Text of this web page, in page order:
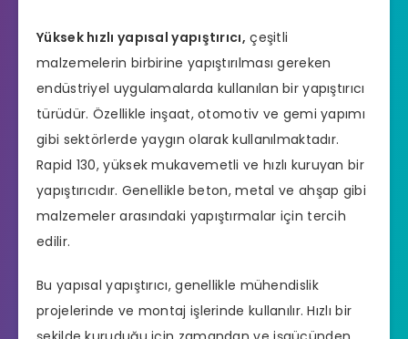
Yüksek hızlı yapısal yapıştırıcı, çeşitli
malzemelerin birbirine yapıştırılması gereken
endüstriyel uygulamalarda kullanılan bir yapıştırıcı
türüdür. Özellikle inşaat, otomotiv ve gemi yapımı
gibi sektörlerde yaygın olarak kullanılmaktadır.
Rapid 130, yüksek mukavemetli ve hızlı kuruyan bir
yapıştırıcıdır. Genellikle beton, metal ve ahşap gibi
malzemeler arasındaki yapıştırmalar için tercih
edilir.
Bu yapısal yapıştırıcı, genellikle mühendislik
projelerinde ve montaj işlerinde kullanılır. Hızlı bir